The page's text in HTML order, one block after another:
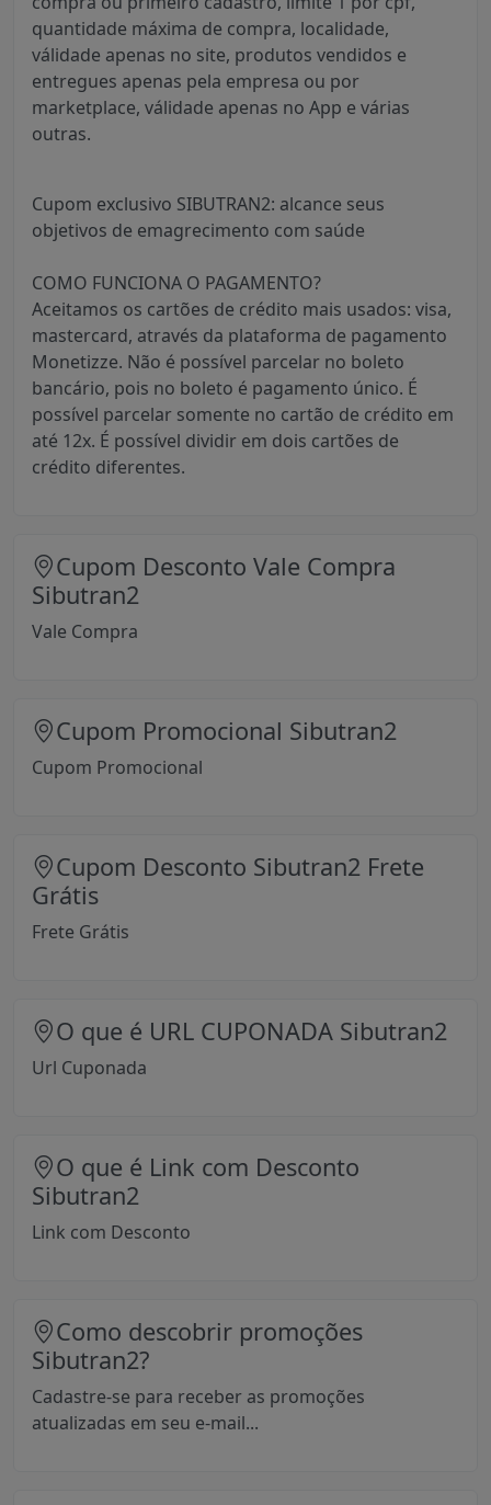
quantidade máxima de compra, localidade,
válidade apenas no site, produtos vendidos e
entregues apenas pela empresa ou por
marketplace, válidade apenas no App e várias
outras.
Cupom exclusivo SIBUTRAN2: alcance seus
objetivos de emagrecimento com saúde
COMO FUNCIONA O PAGAMENTO?
Aceitamos os cartões de crédito mais usados: visa,
mastercard, através da plataforma de pagamento
Monetizze. Não é possível parcelar no boleto
bancário, pois no boleto é pagamento único. É
possível parcelar somente no cartão de crédito em
até 12x. É possível dividir em dois cartões de
crédito diferentes.
Cupom Desconto Vale Compra
Sibutran2
Vale Compra
Cupom Promocional Sibutran2
Cupom Promocional
Cupom Desconto Sibutran2 Frete
Grátis
Frete Grátis
O que é URL CUPONADA Sibutran2
Url Cuponada
O que é Link com Desconto
Sibutran2
Link com Desconto
Como descobrir promoções
Sibutran2?
Cadastre-se para receber as promoções
atualizadas em seu e-mail...